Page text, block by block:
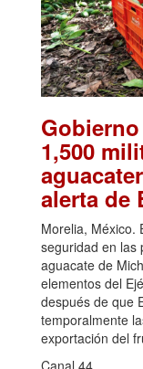
1,500
alerta de
Morelia, México.
seguridad en las
aguacate de
elementos del
después de que
temporalmente
exportación del